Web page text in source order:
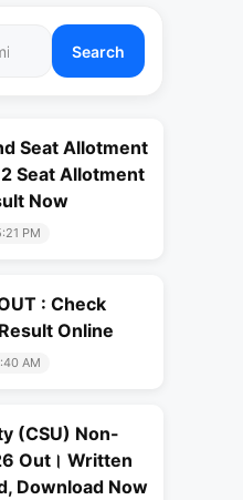
Search
Seat Allotment
Seat Allotment
Now
PM
: Check
Online
AM
(CSU) Non-
Out। Written
Download Now